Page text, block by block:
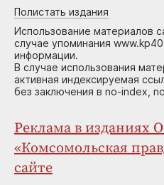
Полистать издания
Использование материалов
случае упоминания
информации.
В случае использования
активная индексируемая
без заключения в no-index,
Реклама в изданиях
«Комсомольская
сайте